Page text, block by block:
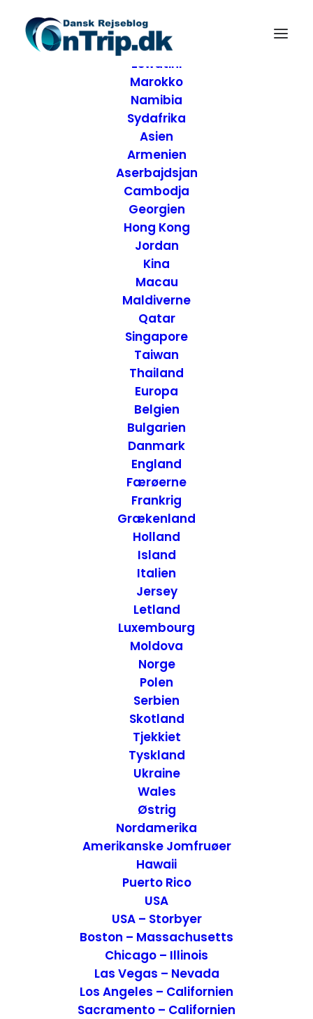
Destinationer
Afrika
Eswatini
Marokko
Namibia
Sydafrika
Asien
Armenien
Aserbajdsjan
Cambodja
Georgien
Hong Kong
Jordan
Kina
Macau
Maldiverne
Qatar
Singapore
Taiwan
Thailand
Europa
Belgien
Bulgarien
Danmark
England
Færøerne
Frankrig
Grækenland
Holland
Island
Italien
Jersey
Letland
Luxembourg
Moldova
Norge
Polen
Serbien
Skotland
Tjekkiet
Tyskland
Ukraine
Wales
Østrig
Nordamerika
Amerikanske Jomfruøer
Hawaii
Puerto Rico
USA
USA – Storbyer
Boston – Massachusetts
Chicago – Illinois
Las Vegas – Nevada
Los Angeles – Californien
Sacramento – Californien
Nationalpark
Snow Road i Cairngorms Nationalpark – Skotland